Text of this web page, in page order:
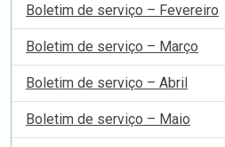
Boletim de serviço – Fevereiro
Boletim de serviço – Março
Boletim de serviço – Abril
Boletim de serviço – Maio